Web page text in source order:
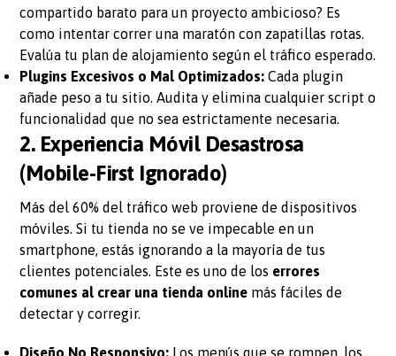
compartido barato para un proyecto ambicioso? Es
como intentar correr una maratón con zapatillas rotas.
Evalúa tu plan de alojamiento según el tráfico esperado.
Plugins Excesivos o Mal Optimizados: Cada plugin
añade peso a tu sitio. Audita y elimina cualquier script o
funcionalidad que no sea estrictamente necesaria.
2. Experiencia Móvil Desastrosa
(Mobile-First Ignorado)
Más del 60% del tráfico web proviene de dispositivos
móviles. Si tu tienda no se ve impecable en un
smartphone, estás ignorando a la mayoría de tus
clientes potenciales. Este es uno de los errores
comunes al crear una tienda online más fáciles de
detectar y corregir.
Diseño No Responsivo: Los menús que se rompen, los